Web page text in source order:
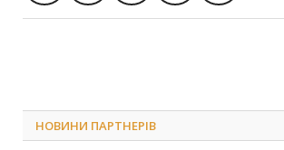
НОВИНИ ПАРТНЕРІВ